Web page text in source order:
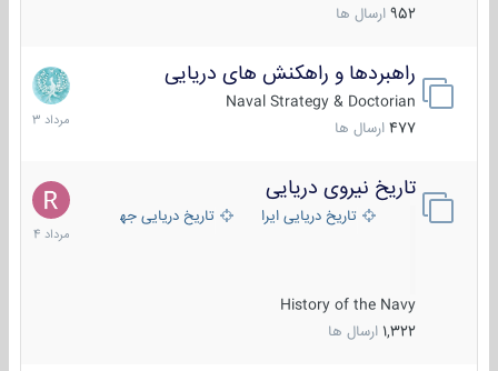
952 ارسال ها
راهبردها و راهکنش های دریایی
Naval Strategy & Doctorian
477 ارسال ها
2
مرداد
1403
تاریخ نیروی دریایی
تاریخ دریایی ایران تاریخ دریایی جهان
History of the Navy
1,322 ارسال ها
16
مرداد
1404